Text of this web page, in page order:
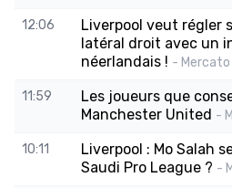
12:06
Liverpool veut régler
latéral droit avec un
néerlandais ! - Mercato
11:59
Les joueurs que
Manchester United -
10:11
Liverpool : Mo Salah
Saudi Pro League ? -